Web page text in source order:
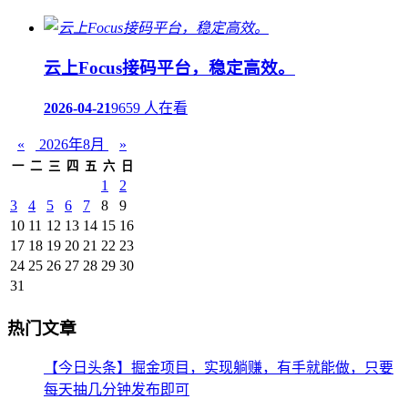
云上Focus接码平台，稳定高效。
2026-04-219659 人在看
« 2026年8月 »
一 二 三 四 五 六 日
1
2
3
4 5 6 7 8
9
10 11 12 13 14 15 16
17 18 19 20 21 22 23
24 25 26 27 28 29 30
31
热门文章
【今日头条】掘金项目，实现躺赚，有手就能做，只要
每天抽几分钟发布即可